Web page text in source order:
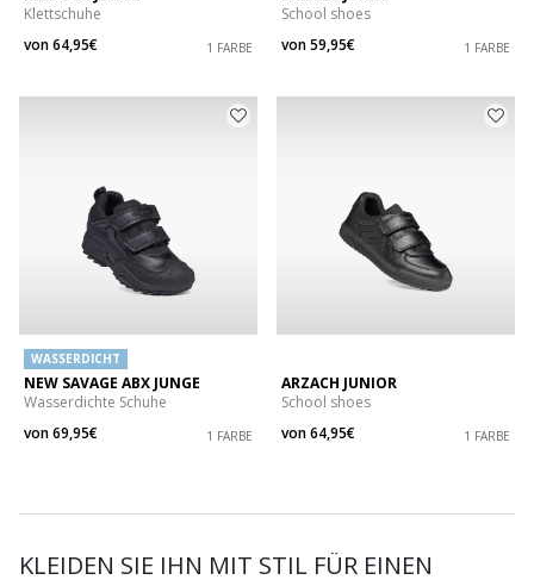
Klettschuhe
von64,95€ 1 FARBE
School shoes
von59,95€ 1 FARBE
WASSERDICHT
NEW SAVAGE ABX JUNGE
Wasserdichte Schuhe
von69,95€ 1 FARBE
ARZACH JUNIOR
School shoes
von64,95€ 1 FARBE
KLEIDEN SIE IHN MIT STIL FÜR EINEN